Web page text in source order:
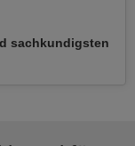
sachkundigsten